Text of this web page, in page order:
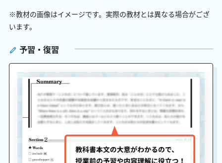
※教材の画像はイメージです。実際の教材とは異なる場合がござ
います。
予習・復習